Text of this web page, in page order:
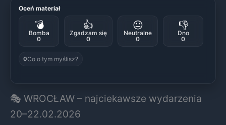
Oceń materiał
💣
Bomba
0
👍
Zgadzam się
0
😐
Neutralne
0
👎
Dno
0
0Co o tym myślisz?
🎭 WROCŁAW – najciekawsze wydarzenia
20–22.02.2026